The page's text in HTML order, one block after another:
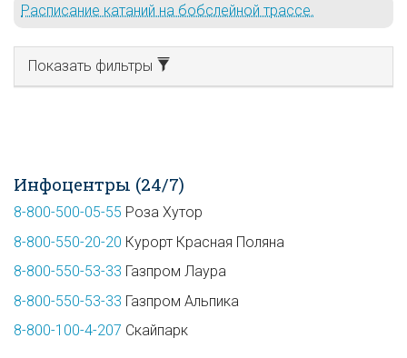
Расписание катаний на бобслейной трассе.
Показать фильтры
Инфоцентры (24/7)
8-800-500-05-55 Роза Хутор
8-800-550-20-20 Курорт Красная Поляна
8-800-550-53-33 Газпром Лаура
8-800-550-53-33 Газпром Альпика
8-800-100-4-207 Скайпарк